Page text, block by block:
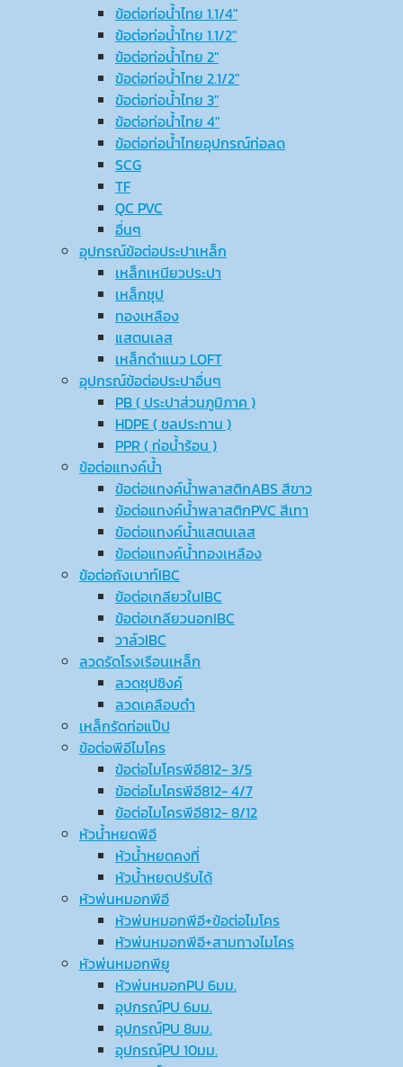
ข้อต่อท่อน้ำไทย 1.1/4″
ข้อต่อท่อน้ำไทย 1.1/2″
ข้อต่อท่อน้ำไทย 2″
ข้อต่อท่อน้ำไทย 2.1/2″
ข้อต่อท่อน้ำไทย 3″
ข้อต่อท่อน้ำไทย 4″
ข้อต่อท่อน้ำไทยอุปกรณ์ท่อลด
SCG
TF
QC PVC
อื่นๆ
อุปกรณ์ข้อต่อประปาเหล็ก
เหล็กเหนียวประปา
เหล็กชุป
ทองเหลือง
แสตนเลส
เหล็กดำแนว LOFT
อุปกรณ์ข้อต่อประปาอื่นๆ
PB ( ประปาส่วนภูมิภาค )
HDPE ( ชลประทาน )
PPR ( ท่อน้ำร้อน )
ข้อต่อแทงค์น้ำ
ข้อต่อแทงค์น้ำพลาสติกABS สีขาว
ข้อต่อแทงค์น้ำพลาสติกPVC สีเทา
ข้อต่อแทงค์น้ำแสตนเลส
ข้อต่อแทงค์น้ำทองเหลือง
ข้อต่อถังเบาท์IBC
ข้อต่อเกลียวในIBC
ข้อต่อเกลียวนอกIBC
วาล์วIBC
ลวดรัดโรงเรือนเหล็ก
ลวดชุปซิงค์
ลวดเคลือบดำ
เหล็กรัดท่อแป๊ป
ข้อต่อพีอีไมโคร
ข้อต่อไมโครพีอี812- 3/5
ข้อต่อไมโครพีอี812- 4/7
ข้อต่อไมโครพีอี812- 8/12
หัวน้ำหยดพีอี
หัวน้ำหยดคงที่
หัวน้ำหยดปรับได้
หัวพ่นหมอกพีอี
หัวพ่นหมอกพีอี+ข้อต่อไมโคร
หัวพ่นหมอกพีอี+สามทางไมโคร
หัวพ่นหมอกพียู
หัวพ่นหมอกPU 6มม.
อุปกรณ์ฺPU 6มม.
อุปกรณ์ฺPU 8มม.
อุปกรณ์ฺPU 10มม.